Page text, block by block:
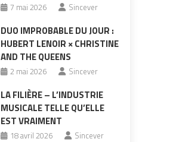
7 mai 2026 Sincever
DUO IMPROBABLE DU JOUR :
HUBERT LENOIR × CHRISTINE
AND THE QUEENS
2 mai 2026 Sincever
LA FILIÈRE – L’INDUSTRIE
MUSICALE TELLE QU’ELLE
EST VRAIMENT
18 avril 2026 Sincever